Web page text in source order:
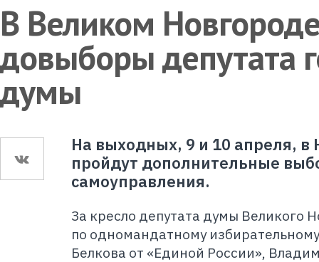
В Великом
довыборы депутата
думы
На выходных, 9 и 10 апреля, в
пройдут дополнительные
самоуправления.
За кресло депутата думы Великого
по одномандатному
Белкова от «Единой России»,